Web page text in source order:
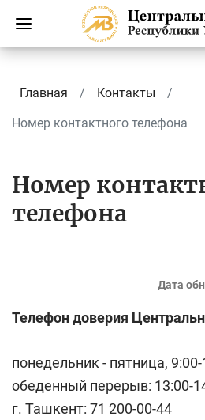
Главная
Контакты
Номер контактного телефона
Номер
телефона
Дата
Телефон доверия
понедельник - пятница, 9:00-
обеденный перерыв: 13:00-
г. Ташкент: 71 200-00-44